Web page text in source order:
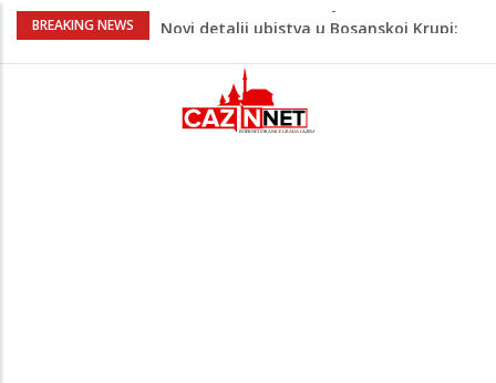
BREAKING NEWS
Novi detalji ubistva u Bosanskoj Krupi:
Na Ahiret preselila Bešić (rođ. Blažević)
Senija – Sena